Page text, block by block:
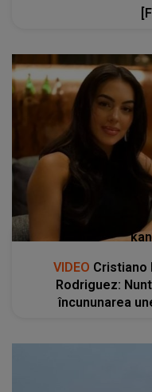
VIDEO Cristiano
Rodriguez:
încununarea